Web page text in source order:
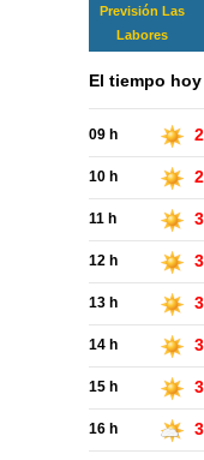
Previsión Las
Labores
El tiempo hoy
09 h
10 h
11 h
12 h
13 h
14 h
15 h
16 h